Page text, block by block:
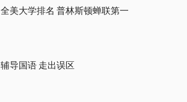
全美大学排名 普林斯顿蝉联第一
辅导国语 走出误区